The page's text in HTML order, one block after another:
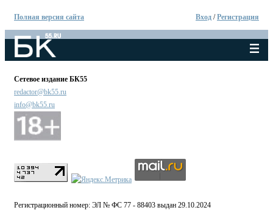
Полная версия сайта Вход /Регистрация
Сетевое издание БК55
redactor@bk55.ru
info@bk55.ru
Регистрационный номер: ЭЛ № ФС 77 - 88403 выдан 29.10.2024